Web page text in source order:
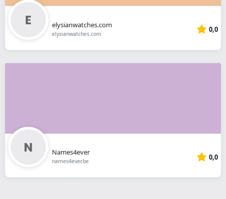
elysianwatches.com
elysianwatches.com 0,0
Names4ever
names4ever.be 0,0